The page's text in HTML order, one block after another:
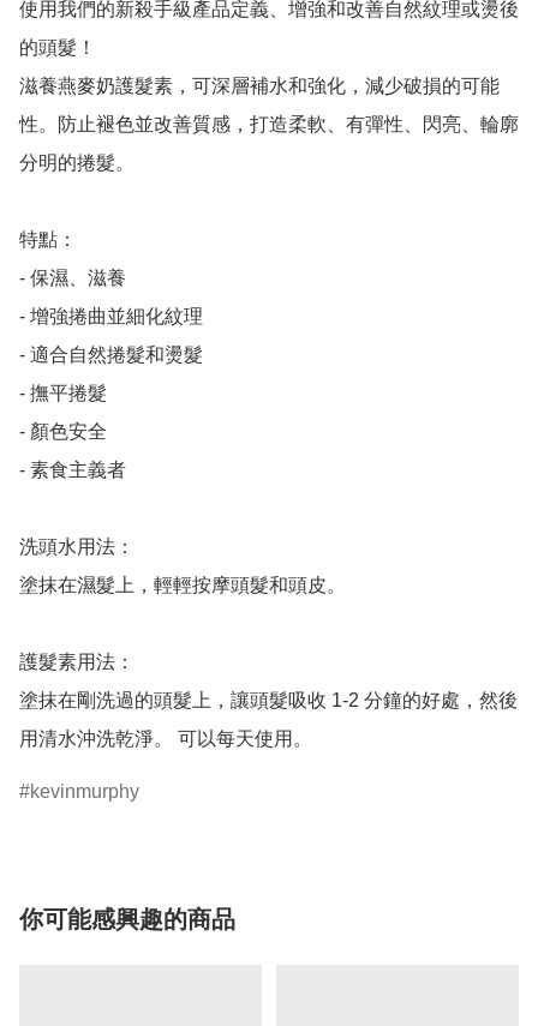
使用我們的新殺手級產品定義、增強和改善自然紋理或燙後
的頭髮！
滋養燕麥奶護髮素，可深層補水和強化，減少破損的可能
性。防止褪色並改善質感，打造柔軟、有彈性、閃亮、輪廓
分明的捲髮。
特點：
- 保濕、滋養
- 增強捲曲並細化紋理
- 適合自然捲髮和燙髮
- 撫平捲髮
- 顏色安全
- 素食主義者
洗頭水用法：
塗抹在濕髮上，輕輕按摩頭髮和頭皮。
護髮素用法：
塗抹在剛洗過的頭髮上，讓頭髮吸收 1-2 分鐘的好處，然後
用清水沖洗乾淨。 可以每天使用。
kevinmurphy
你可能感興趣的商品